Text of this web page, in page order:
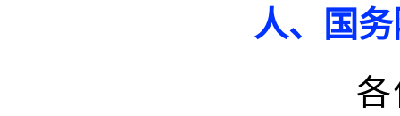
人、国
各位